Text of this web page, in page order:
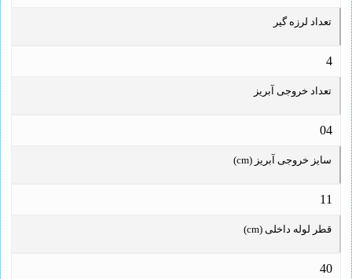
تعداد لرزه گیر
4
تعداد خروجی آبریز
04
سایز خروجی آبریز (cm)
11
قطر لوله داخلی (cm)
40